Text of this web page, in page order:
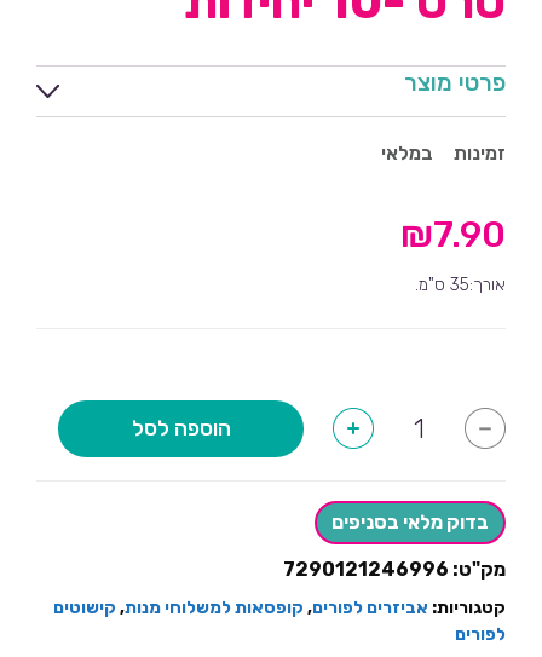
פרטי מוצר
זמינות במלאי
₪7.90
אורך:35 ס"מ.
-
של
למשלוחי
מנות
עם
-10
יחידות
+ הוספה לסל
בדוק מלאי בסניפים
מק"ט: 7290121246996
קטגוריות: אביזרים לפורים, קופסאות למשלוחי מנות, קישוטים
לפורים